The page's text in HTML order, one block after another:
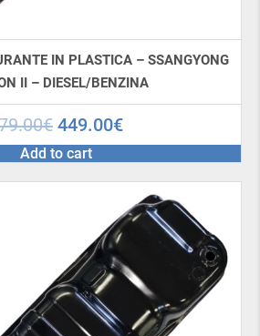
IN PLASTICA – SSANGYONG
II – DIESEL/BENZINA
€ 449.00€
Add to cart